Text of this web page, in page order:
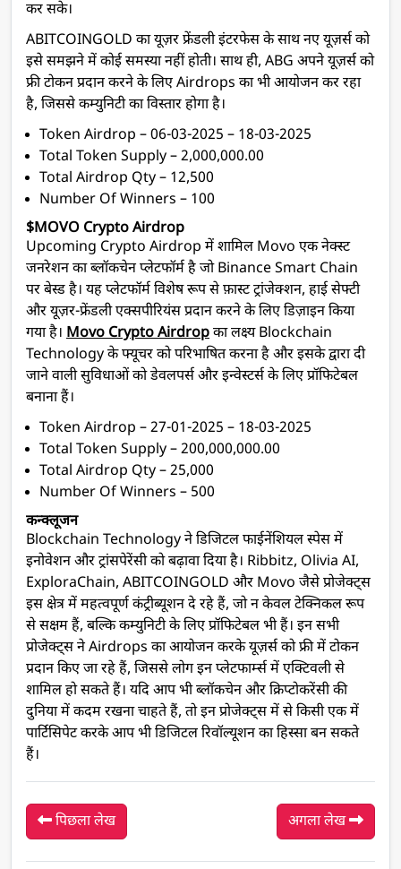
कर सके।
ABITCOINGOLD का यूज़र फ्रेंडली इंटरफेस के साथ नए यूज़र्स को
इसे समझने में कोई समस्या नहीं होती। साथ ही, ABG अपने यूज़र्स को
फ्री टोकन प्रदान करने के लिए Airdrops का भी आयोजन कर रहा
है, जिससे कम्युनिटी का विस्तार होगा है।
Token Airdrop – 06-03-2025 – 18-03-2025
Total Token Supply – 2,000,000.00
Total Airdrop Qty – 12,500
Number Of Winners – 100
$MOVO Crypto Airdrop
Upcoming Crypto Airdrop में शामिल Movo एक नेक्स्ट
जनरेशन का ब्लॉकचेन प्लेटफॉर्म है जो Binance Smart Chain
पर बेस्ड है। यह प्लेटफॉर्म विशेष रूप से फ़ास्ट ट्रांजेक्शन, हाई सेफ्टी
और यूज़र-फ्रेंडली एक्सपीरियंस प्रदान करने के लिए डिज़ाइन किया
गया है। Movo Crypto Airdropका लक्ष्य Blockchain
Technology के फ्यूचर को परिभाषित करना है और इसके द्वारा दी
जाने वाली सुविधाओं को डेवलपर्स और इन्वेस्टर्स के लिए प्रॉफिटेबल
बनाना हैं।
Token Airdrop – 27-01-2025 – 18-03-2025
Total Token Supply – 200,000,000.00
Total Airdrop Qty – 25,000
Number Of Winners – 500
कन्क्लूजन
Blockchain Technology ने डिजिटल फाईनेंशियल स्पेस में
इनोवेशन और ट्रांसपेरेंसी को बढ़ावा दिया है। Ribbitz, Olivia AI,
ExploraChain, ABITCOINGOLD और Movo जैसे प्रोजेक्ट्स
इस क्षेत्र में महत्वपूर्ण कंट्रीब्यूशन दे रहे हैं, जो न केवल टेक्निकल रूप
से सक्षम हैं, बल्कि कम्युनिटी के लिए प्रॉफिटेबल भी हैं। इन सभी
प्रोजेक्ट्स ने Airdrops का आयोजन करके यूज़र्स को फ्री में टोकन
प्रदान किए जा रहे हैं, जिससे लोग इन प्लेटफार्म्स में एक्टिवली से
शामिल हो सकते हैं। यदि आप भी ब्लॉकचेन और क्रिप्टोकरेंसी की
दुनिया में कदम रखना चाहते हैं, तो इन प्रोजेक्ट्स में से किसी एक में
पार्टिसिपेट करके आप भी डिजिटल रिवॉल्यूशन का हिस्सा बन सकते
हैं।
पिछला लेख अगला लेख